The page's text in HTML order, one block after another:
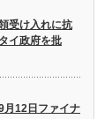
受け入れに抗
イ政府を批
月12日ファイナ